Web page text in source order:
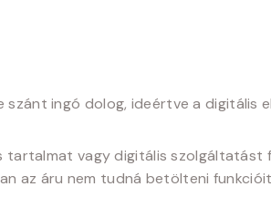
szánt ingó dolog, ideértve a digitális
tartalmat vagy digitális szolgáltatást
az áru nem tudná betölteni funkcióit